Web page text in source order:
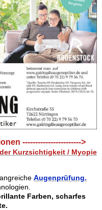
----------------------->
Kurzsichtigkeit / Myopie
Augenprüfung.
Farben, scharfes